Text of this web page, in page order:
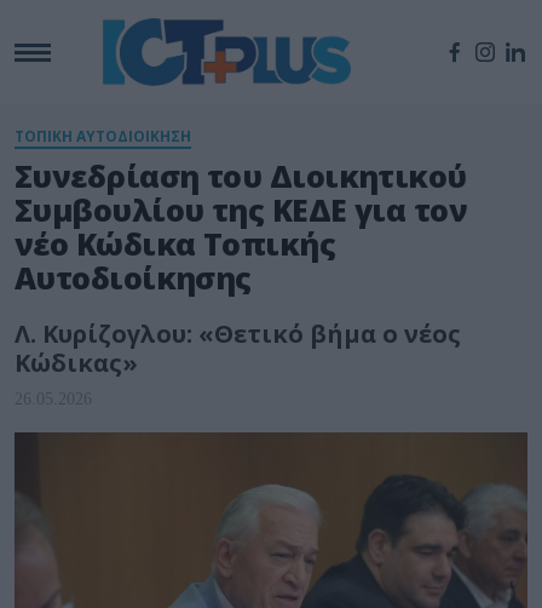
ΤΟΠΙΚΗ ΑΥΤΟΔΙΟΙΚΗΣΗ
Συνεδρίαση του Διοικητικού
Συμβουλίου της ΚΕΔΕ για τον
νέο Κώδικα Τοπικής
Αυτοδιοίκησης
Λ. Κυρίζογλου: «Θετικό βήμα ο νέος
Κώδικας»
26.05.2026